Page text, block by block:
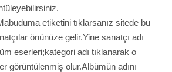
etiketini tıklarsanız sitede bu
önünüze gelir.Yine sanatçı adı
eserleri;kategori adı tıklanarak o
görüntülenmiş olur.Albümün adını